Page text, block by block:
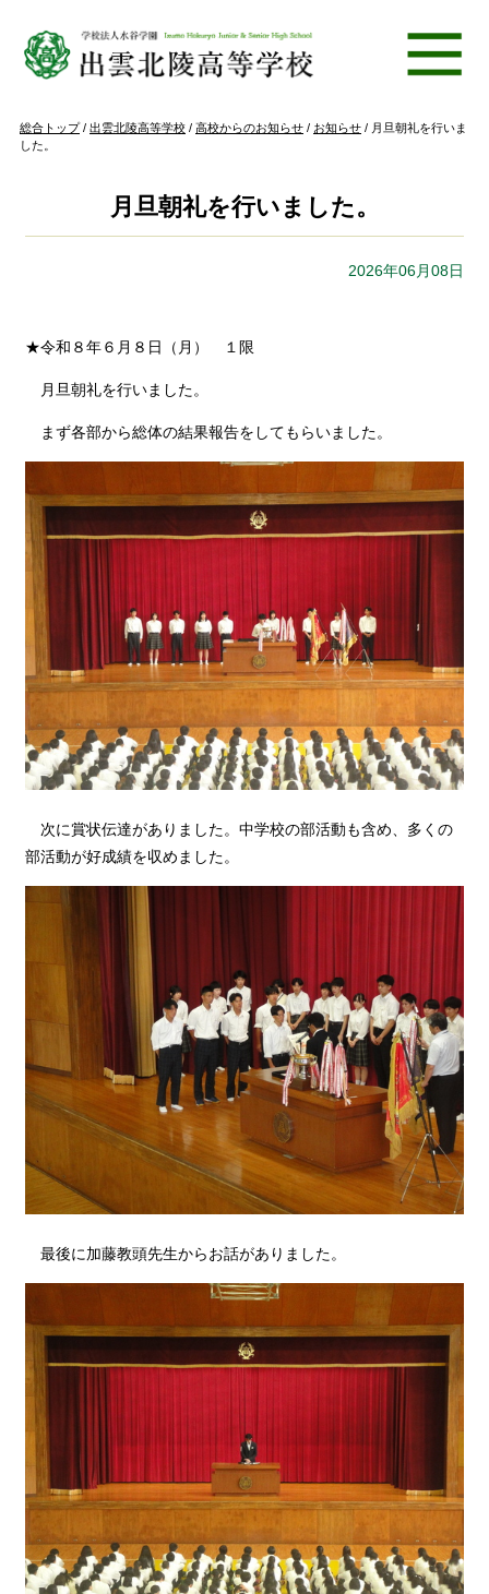
現
在
総合トップ/ 出雲北陵高等学校 / 高校からのお知らせ / お知らせ / 月旦朝礼を行いま
した。
月旦朝礼を行いました。
2026年06月08日
★令和８年６月８日（月） １限
月旦朝礼を行いました。
まず各部から総体の結果報告をしてもらいました。
次に賞状伝達がありました。中学校の部活動も含め、多くの
部活動が好成績を収めました。
最後に加藤教頭先生からお話がありました。